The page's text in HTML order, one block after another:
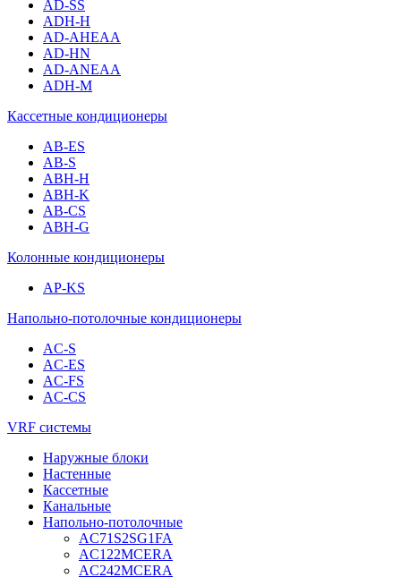
AD-SS
ADH-H
AD-AHEAA
AD-HN
AD-ANEAA
ADH-M
Кассетные кондиционеры
AB-ES
AB-S
ABH-H
ABH-K
AB-CS
ABH-G
Колонные кондиционеры
AP-KS
Напольно-потолочные кондиционеры
AC-S
AC-ES
AC-FS
AC-CS
VRF системы
Наружные блоки
Настенные
Кассетные
Канальные
Напольно-потолочные
AC71S2SG1FA
AC122MCERA
AC242MCERA